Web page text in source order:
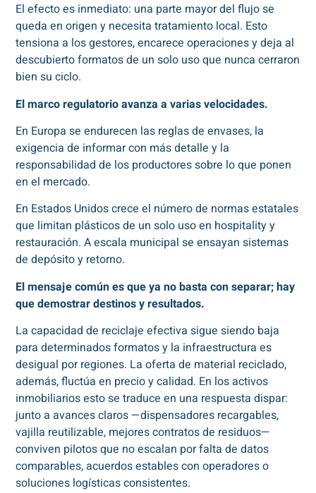
El efecto es inmediato: una parte mayor del flujo se
queda en origen y necesita tratamiento local. Esto
tensiona a los gestores, encarece operaciones y deja al
descubierto formatos de un solo uso que nunca cerraron
bien su ciclo.
El marco regulatorio avanza a varias velocidades.
En Europa se endurecen las reglas de envases, la
exigencia de informar con más detalle y la
responsabilidad de los productores sobre lo que ponen
en el mercado.
En Estados Unidos crece el número de normas estatales
que limitan plásticos de un solo uso en hospitality y
restauración. A escala municipal se ensayan sistemas
de depósito y retorno.
El mensaje común es que ya no basta con separar; hay
que demostrar destinos y resultados.
La capacidad de reciclaje efectiva sigue siendo baja
para determinados formatos y la infraestructura es
desigual por regiones. La oferta de material reciclado,
además, fluctúa en precio y calidad. En los activos
inmobiliarios esto se traduce en una respuesta dispar:
junto a avances claros —dispensadores recargables,
vajilla reutilizable, mejores contratos de residuos—
conviven pilotos que no escalan por falta de datos
comparables, acuerdos estables con operadores o
soluciones logísticas consistentes.